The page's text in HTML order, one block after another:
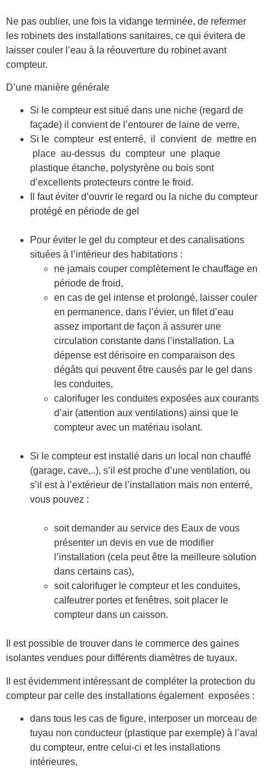
Ne pas oublier, une fois la vidange terminée, de refermer
les robinets des installations sanitaires, ce qui évitera de
laisser couler l’eau à la réouverture du robinet avant
compteur.
D’une manière générale
Si le compteur est situé dans une niche (regard de
façade) il convient de l’entourer de laine de verre,
Si le compteur est enterré, il convient de mettre en
place au-dessus du compteur une plaque
plastique étanche, polystyrène ou bois sont
d’excellents protecteurs contre le froid.
Il faut éviter d’ouvrir le regard ou la niche du compteur
protégé en période de gel
Pour éviter le gel du compteur et des canalisations
situées à l’intérieur des habitations :
ne jamais couper complètement le chauffage en
période de froid,
en cas de gel intense et prolongé, laisser couler
en permanence, dans l’évier, un filet d’eau
assez important de façon à assurer une
circulation constante dans l’installation. La
dépense est dérisoire en comparaison des
dégâts qui peuvent être causés par le gel dans
les conduites,
calorifuger les conduites exposées aux courants
d’air (attention aux ventilations) ainsi que le
compteur avec un matériau isolant.
Si le compteur est installé dans un local non chauffé
(garage, cave,..), s’il est proche d’une ventilation, ou
s’il est à l’extérieur de l’installation mais non enterré,
vous pouvez :
soit demander au service des Eaux de vous
présenter un devis en vue de modifier
l’installation (cela peut être la meilleure solution
dans certains cas),
soit calorifuger le compteur et les conduites,
calfeutrer portes et fenêtres, soit placer le
compteur dans un caisson.
Il est possible de trouver dans le commerce des gaines
isolantes vendues pour différents diamètres de tuyaux.
Il est évidemment intéressant de compléter la protection du
compteur par celle des installations également exposées :
dans tous les cas de figure, interposer un morceau de
tuyau non conducteur (plastique par exemple) à l’aval
du compteur, entre celui-ci et les installations
intérieures,